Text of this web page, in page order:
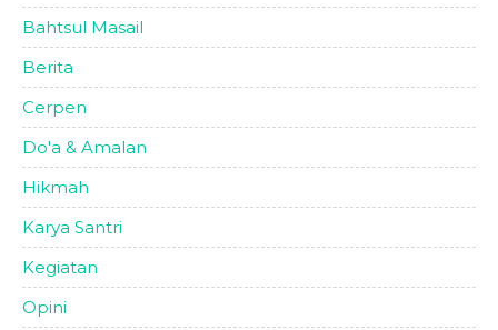
Bahtsul Masail
Berita
Cerpen
Do'a & Amalan
Hikmah
Karya Santri
Kegiatan
Opini